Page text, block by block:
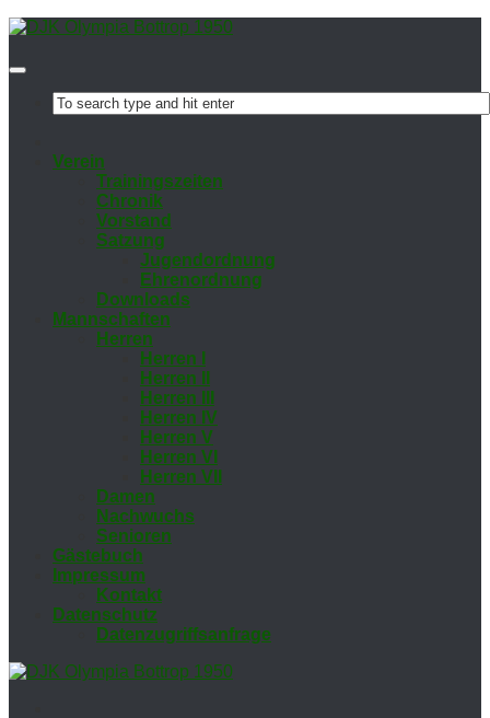
Ver­ein
Trai­nings­zei­ten
Chro­nik
Vor­stand
Sat­zung
Ju­gend­ord­nung
Eh­ren­ord­nung
Down­loads
Mann­schaf­ten
Her­ren
Her­ren I
Her­ren II
Her­ren III
Her­ren IV
Her­ren V
Her­ren VI
Her­ren VII
Da­men
Nach­wuchs
Se­nio­ren
Gäs­te­buch
Im­pres­sum
Kon­takt
Da­ten­schutz
Da­ten­zu­griffs­an­fra­ge